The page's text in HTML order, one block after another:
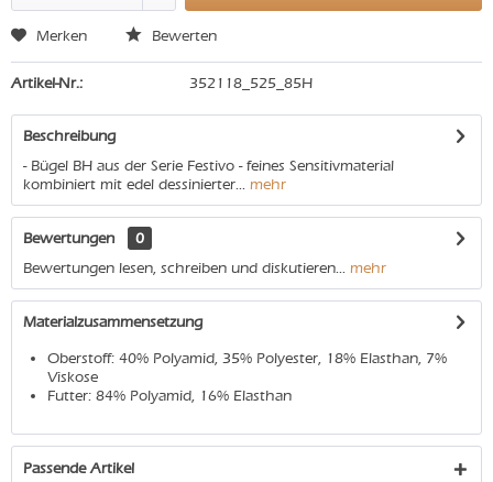
Merken Bewerten
Artikel-Nr.: 352118_525_85H
Beschreibung
- Bügel BH aus der Serie Festivo - feines Sensitivmaterial
kombiniert mit edel dessinierter... mehr
Bewertungen
0
Bewertungen lesen, schreiben und diskutieren... mehr
Materialzusammensetzung
Oberstoff: 40% Polyamid, 35% Polyester, 18% Elasthan, 7%
Viskose
Futter: 84% Polyamid, 16% Elasthan
Passende Artikel